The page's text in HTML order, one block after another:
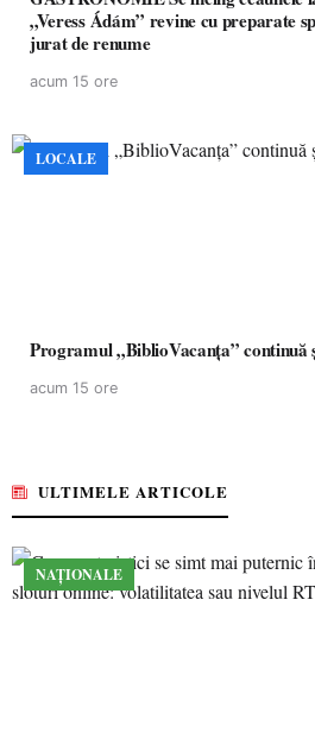
„Veress Ádám” revine cu preparate
jurat de renume
acum 15 ore
LOCALE
Programul „BiblioVacanța” continuă
acum 15 ore
ULTIMELE ARTICOLE
NAȚIONALE